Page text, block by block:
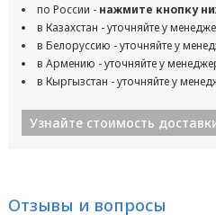
по России - нажмите кнопку
в Казахстан - уточняйте у
в Белоруссию - уточняйте у
в Армению - уточняйте у
в Кыргызстан - уточняйте у
Узнайте стоимость
Отзывы и вопросы